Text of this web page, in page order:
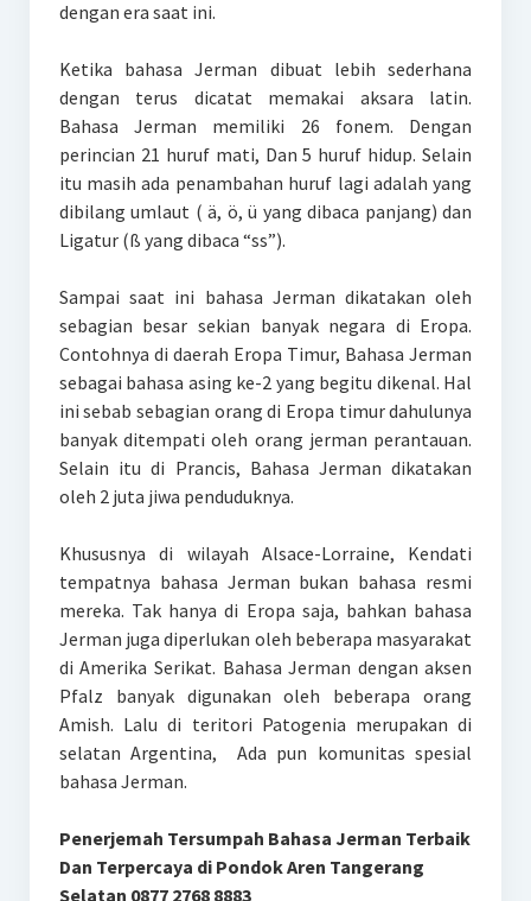
dengan era saat ini.
Ketika bahasa Jerman dibuat lebih sederhana
dengan terus dicatat memakai aksara latin.
Bahasa Jerman memiliki 26 fonem. Dengan
perincian 21 huruf mati, Dan 5 huruf hidup. Selain
itu masih ada penambahan huruf lagi adalah yang
dibilang umlaut ( ä, ö, ü yang dibaca panjang) dan
Ligatur (ß yang dibaca “ss”).
Sampai saat ini bahasa Jerman dikatakan oleh
sebagian besar sekian banyak negara di Eropa.
Contohnya di daerah Eropa Timur, Bahasa Jerman
sebagai bahasa asing ke-2 yang begitu dikenal. Hal
ini sebab sebagian orang di Eropa timur dahulunya
banyak ditempati oleh orang jerman perantauan.
Selain itu di Prancis, Bahasa Jerman dikatakan
oleh 2 juta jiwa penduduknya.
Khususnya di wilayah Alsace-Lorraine, Kendati
tempatnya bahasa Jerman bukan bahasa resmi
mereka. Tak hanya di Eropa saja, bahkan bahasa
Jerman juga diperlukan oleh beberapa masyarakat
di Amerika Serikat. Bahasa Jerman dengan aksen
Pfalz banyak digunakan oleh beberapa orang
Amish. Lalu di teritori Patogenia merupakan di
selatan Argentina, Ada pun komunitas spesial
bahasa Jerman.
Penerjemah Tersumpah Bahasa Jerman Terbaik
Dan Terpercaya di Pondok Aren Tangerang
Selatan 0877 2768 8883